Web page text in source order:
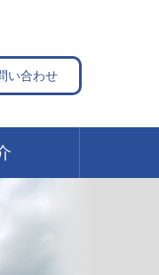
い合わせ